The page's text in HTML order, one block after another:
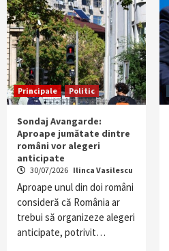
Principale Politic
Sondaj Avangarde:
Aproape jumătate dintre
români vor alegeri
anticipate
30/07/2026 Ilinca Vasilescu
Aproape unul din doi români
consideră că România ar
trebui să organizeze alegeri
anticipate, potrivit…